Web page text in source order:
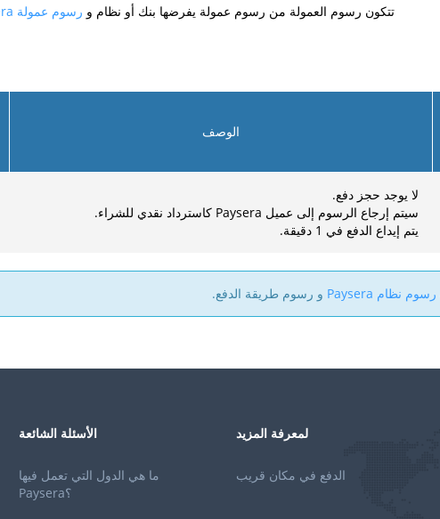
تتكون رسوم العمولة من رسوم عمولة يفرضها بنك أو نظام و رسوم عمولة Paysera
الوصف
لا يوجد حجز دفع.
سيتم إرجاع الرسوم إلى عميل Paysera كاسترداد نقدي للشراء.
يتم إيداع الدفع في 1 دقيقة.
رسوم نظام Paysera و رسوم طريقة الدفع.
الأسئلة الشائعة
ما هي الدول التي تعمل فيها
Paysera؟
لمعرفة المزيد
الدفع في مكان قريب